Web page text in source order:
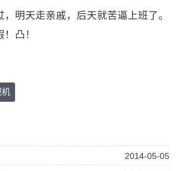
明天走亲戚，后天就苦逼上班了。
凸！
机
2014-05-05